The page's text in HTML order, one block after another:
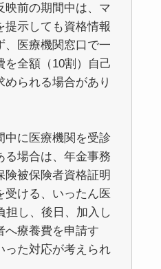
映前の期間中は、マ
提示しても資格情報
、医療機関窓口で一
を全額（10割）自己
められる場合があり
中に医療機関を受診
る場合は、年金事務
険被保険者資格証明
受ける、いったん医
担し、後日、加入し
へ療養費を申請す
った対応が考えられ